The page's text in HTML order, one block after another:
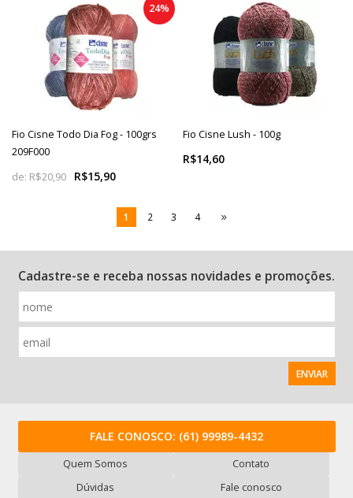
Fio Cisne Todo Dia Fog - 100grs
209F000
de: R$20,90 R$15,90
24%
Fio Cisne Lush - 100g
R$14,60
1 2 3 4
Cadastre-se e receba nossas novidades e promoções.
ENVIAR
FALE CONOSCO: (61) 99989-4432
Quem Somos
Contato
Dúvidas
Fale conosco